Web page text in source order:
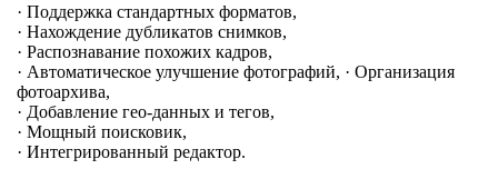
· Поддержка стандартных форматов,
· Нахождение дубликатов снимков,
· Распознавание похожих кадров,
· Автоматическое улучшение фотографий, · Организация
фотоархива,
· Добавление гео-данных и тегов,
· Мощный поисковик,
· Интегрированный редактор.